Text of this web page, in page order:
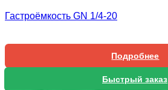
Гастроёмкость GN 1/4-20
Подробнее
Быстрый заказ